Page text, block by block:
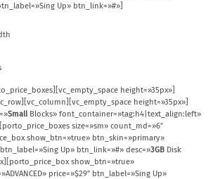
Up» btn_link=»#»]
height=»35px»]
height=»35px»]
Small Blocks» font_container=»tag:h4|text_align:left»
size=»sm» count_md=»6″
show_btn=»true» btn_skin=»primary»
btn_label=»Sing Up» btn_link=»#» desc=»3GB Disk
show_btn=»true»
price=»$29″ btn_label=»Sing Up»